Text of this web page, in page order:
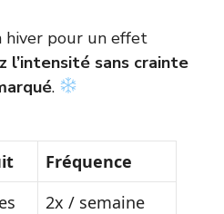
hiver pour un effet
l’intensité sans crainte
.
Fréquence
2x / semaine